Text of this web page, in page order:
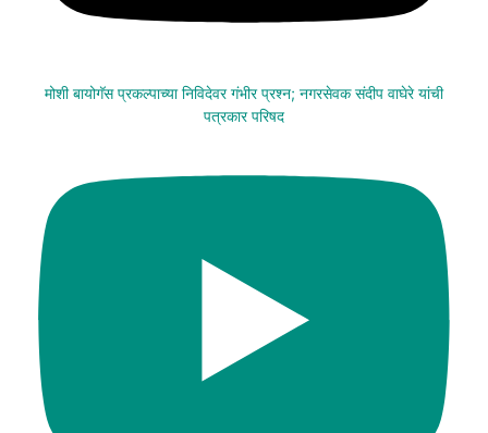
मोशी बायोगॅस प्रकल्पाच्या निविदेवर गंभीर प्रश्न; नगरसेवक संदीप वाघेरे यांची
पत्रकार परिषद